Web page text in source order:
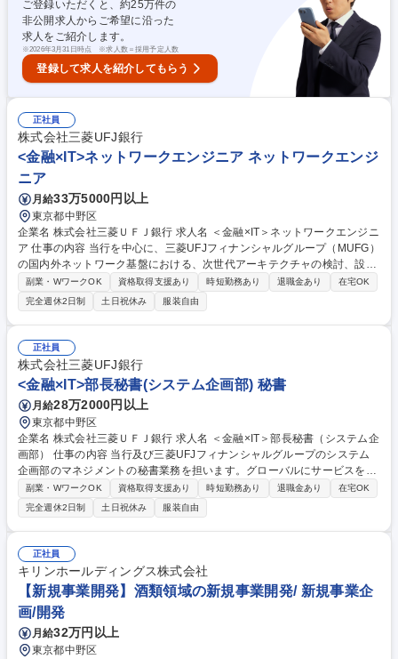
案件の開発・保守に留まらない、真の協働体制構築に向けた議論を主導"
募集職種 ＜金融×IT＞ビジネスパートナーマネジメント
ご登録いただくと、約25万件の
非公開求人からご希望に沿った
求人をご紹介します。
※2026年3月31日時点 ※求人数＝採用予定人数
登録して求人を紹介してもらう
正社員
株式会社三菱UFJ銀行
<金融×IT>ネットワークエンジニア ネットワークエンジ
ニア
月給33万5000円以上
東京都中野区
企業名 株式会社三菱ＵＦＪ銀行 求人名 ＜金融×IT＞ネットワークエンジニ
ア 仕事の内容 当行を中心に、三菱UFJフィナンシャルグループ（MUFG）
の国内外ネットワーク基盤における、次世代アーキテクチャの検討、設
計・開発・構築、効率化・自動化を推進します。 具体的には下記のような
業務を想定しています。 ・MUFGグループ向け国内外ネットワーク基盤に
関する企画・設計・開発・構築業務。 ・次世代ネットワークアーキテクチ
ャの検討、自動化・効率化を通じた基盤高度化の推進。 ・プロジェクトマ
ネージャーとしての案件推進、関係各所・ベンダー調整、現行環境の改善
および必要に応じた内製対応。 募集職種 ＜金融×IT＞ネットワークエンジ
ニア
副業・WワークOK 資格取得支援あり 時短勤務あり 退職金あり
在宅OK
完全週休2日制
土日祝休み 服装自由
正社員
株式会社三菱UFJ銀行
<金融×IT>部長秘書(システム企画部) 秘書
月給28万2000円以上
東京都中野区
企業名 株式会社三菱ＵＦＪ銀行 求人名 ＜金融×IT＞部長秘書（システム企
画部） 仕事の内容 当行及び三菱UFJフィナンシャルグループのシステム
企画部のマネジメントの秘書業務を担います。グローバルにサービスを展
開する当行のマネジメントをサポートいただきます。 具体的には下記のよ
うな業務内容を想定しています。 ■システム企画部マネジメント（部長ク
ラスの秘書業務（スケジュールの調整・管理、電話・メール対応、会議の
設定、出張手配、訪日外国人を含む来客対応等） ■部内庶務（報告事項の
取り纏め・他部/外部との調整・月次報告、転入出者・キャリア入行者の異
動・着任サポート等） 募集職種 ＜金融×IT＞部長秘書（システム企画部）
副業・WワークOK 資格取得支援あり 時短勤務あり 退職金あり
在宅OK
完全週休2日制
土日祝休み 服装自由
正社員
キリンホールディングス株式会社
【新規事業開発】酒類領域の新規事業開発/ 新規事業企
画/開発
月給32万円以上
東京都中野区